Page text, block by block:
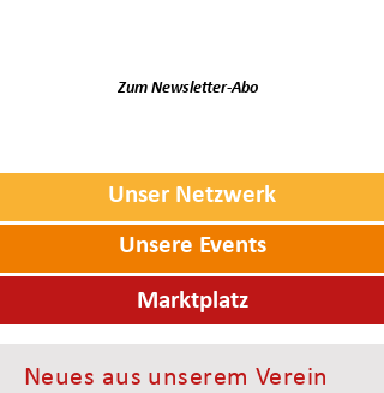
Zum Newsletter-Abo
Unser Netzwerk
Unsere Events
Marktplatz
Neues aus unserem Verein